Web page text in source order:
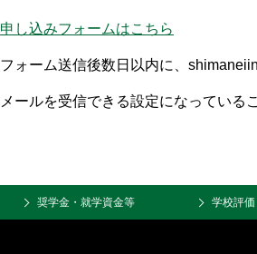
申し込みフォームはこちら
フォーム送信後数日以内に、
メールを受信できる設定になっている
奨学金・就学資金等 学校評価